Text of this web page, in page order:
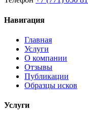
Навигация
Главная
Услуги
О компании
Отзывы
Публикации
Образцы исков
Услуги